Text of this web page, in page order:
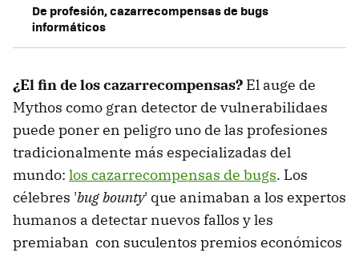
De profesión, cazarrecompensas de bugs
informáticos
¿El fin de los cazarrecompensas? El auge de
Mythos como gran detector de vulnerabilidaes
puede poner en peligro uno de las profesiones
tradicionalmente más especializadas del
mundo: los cazarrecompensas de bugs. Los
célebres 'bug bounty' que animaban a los expertos
humanos a detectar nuevos fallos y les
premiaban con suculentos premios económicos